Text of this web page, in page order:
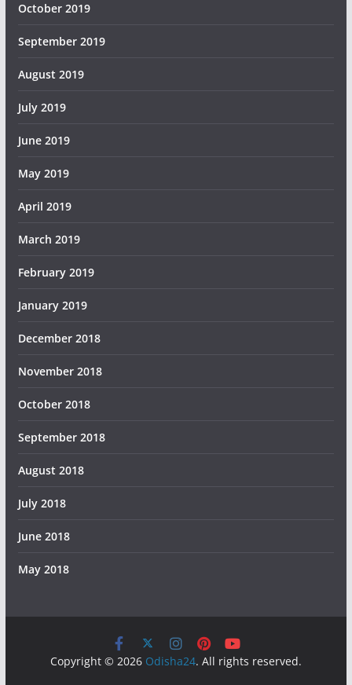
October 2019
September 2019
August 2019
July 2019
June 2019
May 2019
April 2019
March 2019
February 2019
January 2019
December 2018
November 2018
October 2018
September 2018
August 2018
July 2018
June 2018
May 2018
Copyright © 2026 Odisha24. All rights reserved.